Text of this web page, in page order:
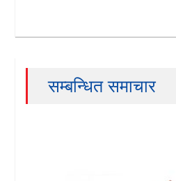
सम्बन्धित समाचार